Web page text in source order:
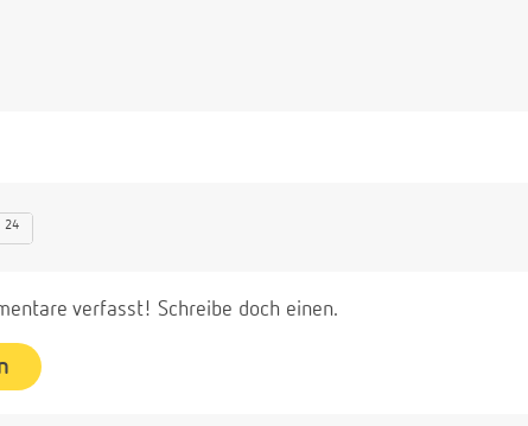
24
verfasst! Schreibe doch einen.